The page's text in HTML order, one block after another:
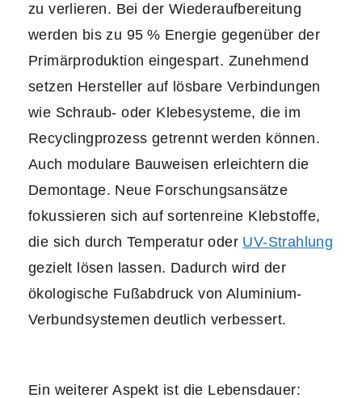
zu verlieren. Bei der Wiederaufbereitung
werden bis zu 95 % Energie gegenüber der
Primärproduktion eingespart. Zunehmend
setzen Hersteller auf lösbare Verbindungen
wie Schraub- oder Klebesysteme, die im
Recyclingprozess getrennt werden können.
Auch modulare Bauweisen erleichtern die
Demontage. Neue Forschungsansätze
fokussieren sich auf sortenreine Klebstoffe,
die sich durch Temperatur oder UV-Strahlung
gezielt lösen lassen. Dadurch wird der
ökologische Fußabdruck von Aluminium-
Verbundsystemen deutlich verbessert.
Ein weiterer Aspekt ist die Lebensdauer: